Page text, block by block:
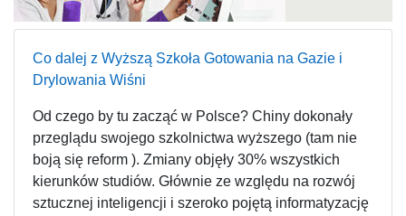
Co dalej z Wyższą Szkoła Gotowania na Gazie i
Drylowania Wiśni
Od czego by tu zacząć w Polsce? Chiny dokonały
przeglądu swojego szkolnictwa wyższego (tam nie
boją się reform ). Zmiany objęły 30% wszystkich
kierunków studiów. Głównie ze względu na rozwój
sztucznej inteligencji i szeroko pojętą informatyzację